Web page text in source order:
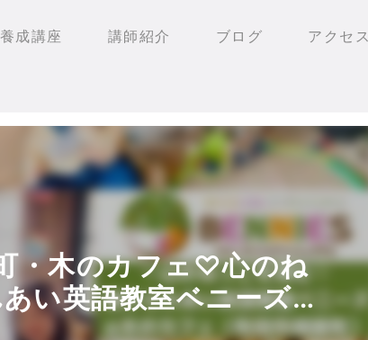
成講座 講師紹介 ブログ アクセス
・木のカフェ♡心のね
い英語教室ベニーズ：